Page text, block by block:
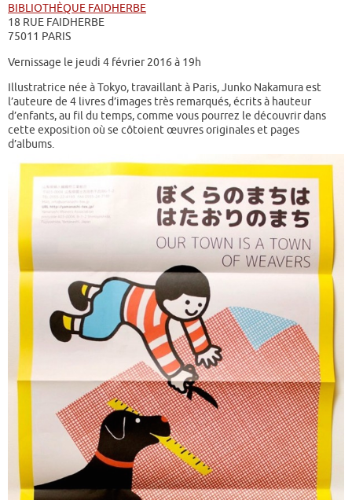
BIBLIOTHÈQUE FAIDHERBE
18 RUE FAIDHERBE
75011 PARIS
Vernissage le jeudi 4 février 2016 à 19h
Illustratrice née à Tokyo, travaillant à Paris, Junko Nakamura est
l’auteure de 4 livres d’images très remarqués, écrits à hauteur
d’enfants, au fil du temps, comme vous pourrez le découvrir dans
cette exposition où se côtoient œuvres originales et pages
d’albums.